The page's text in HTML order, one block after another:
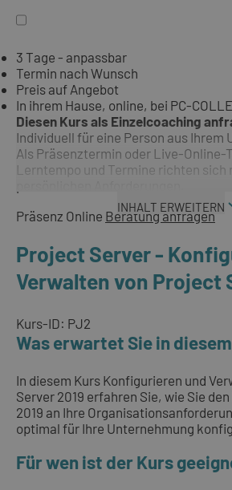
3 Tage - anpassbar
Termin nach Wunsch
Preis auf Angebot
In ihrem Hause, online, bei PC-
Diesen Kurs als Einzelcoaching
Individuell für eine Person aus Ihrem
Als Präsenztermin oder Live-Online-
Lerntempo und Termine richten sich
INHALT ERWEITERN
Präsenz Online Beratung anfragen
Project Server -
Verwalten von Project
Kurs-ID: PJ2
Was erwartet Sie in
In diesem Kurs Konfigurieren und
Server 2019 erfahren Sie, wie Sie
2019 an Ihre
optimal für Ihre Unternehmung
Für wen ist der Kurs